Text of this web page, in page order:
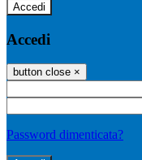
Accedi
Accedi
button close ×
Password dimenticata?